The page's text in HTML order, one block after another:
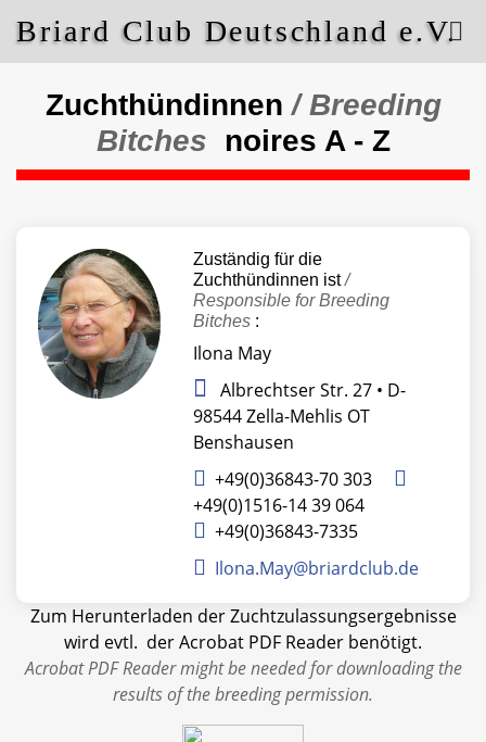
Briard Club Deutschland e.V.
Zuchthündinnen/ Breeding
Bitches noires A - Z
Zuständig für die
Zuchthündinnen ist/
Responsible for Breeding
Bitches :
Ilona May
Albrechtser Str. 27 • D-
98544 Zella-Mehlis OT
Benshausen
+49(0)36843-70 303
+49(0)1516-14 39 064
+49(0)36843-7335
Ilona.May@briardclub.de
Zum Herunterladen der Zuchtzulassungsergebnisse
wird evtl. der Acrobat PDF Reader benötigt.
Acrobat PDF Reader might be needed for downloading the
results of the breeding permission.